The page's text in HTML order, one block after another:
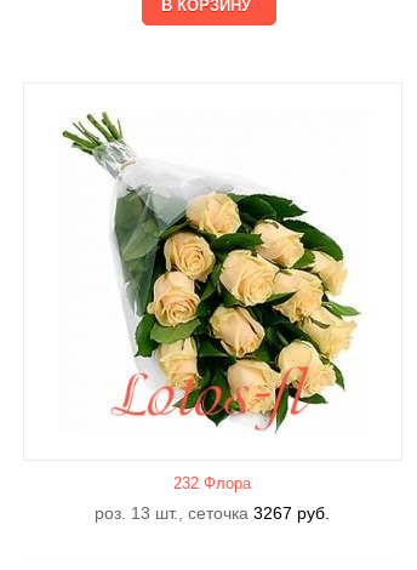
232 Флора
роз. 13 шт., сеточка 3267 руб.